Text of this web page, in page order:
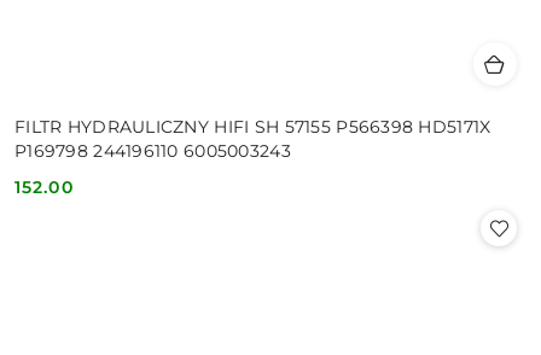
FILTR HYDRAULICZNY HIFI SH 57155 P566398 HD5171X
P169798 244196110 6005003243
Cena:
152.00